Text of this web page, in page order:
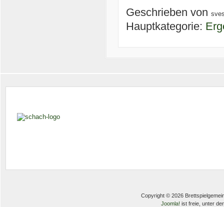
Geschrieben von
Hauptkategorie:
Copyright © 2026
Joomla! ist freie, unter